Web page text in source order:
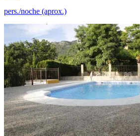
pers./noche (aprox.)